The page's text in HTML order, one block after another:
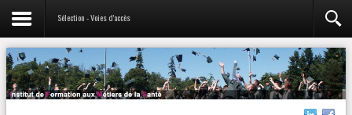
Sélection - Voies d'accès